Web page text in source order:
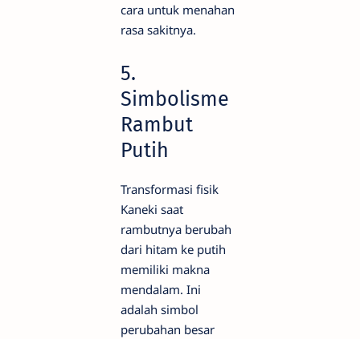
cara untuk menahan
rasa sakitnya.
5.
Simbolisme
Rambut
Putih
Transformasi fisik
Kaneki saat
rambutnya berubah
dari hitam ke putih
memiliki makna
mendalam. Ini
adalah simbol
perubahan besar